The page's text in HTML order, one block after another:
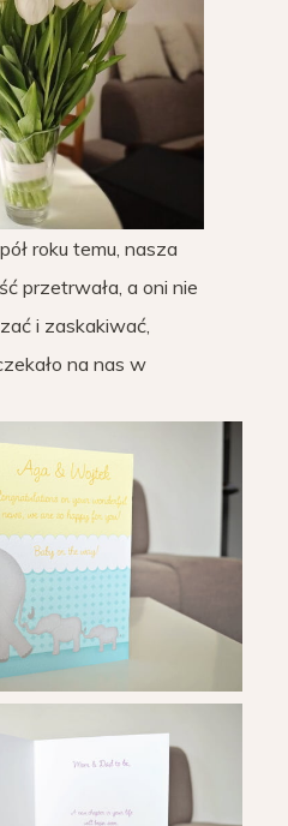
roku temu, nasza
przetrwała, a oni nie
i zaskakiwać,
na nas w